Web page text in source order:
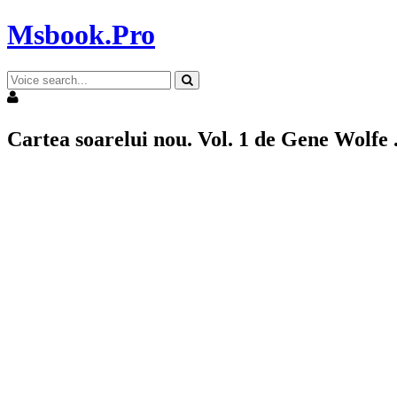
Msbook.Pro
Cartea soarelui nou. Vol. 1 de Gene Wolfe